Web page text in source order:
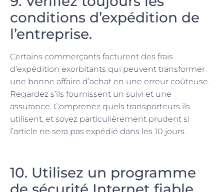
conditions d’expédition de
l’entreprise.
Certains commerçants facturent des frais
d’expédition exorbitants qui peuvent transformer
une bonne affaire d’achat en une erreur coûteuse.
Regardez s’ils fournissent un suivi et une
assurance. Comprenez quels transporteurs ils
utilisent, et soyez particulièrement prudent si
l’article ne sera pas expédié dans les 10 jours.
10. Utilisez un programme